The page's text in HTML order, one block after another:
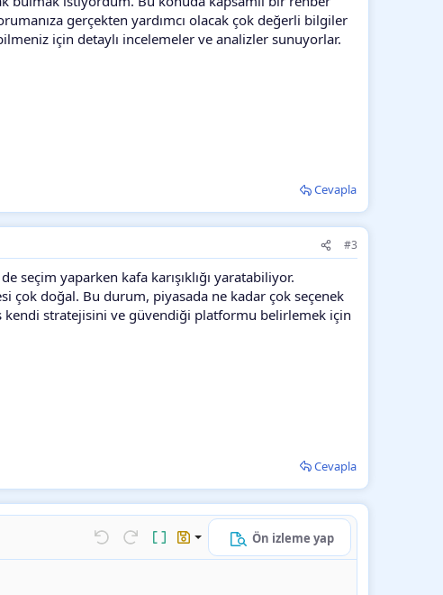
gerçekten yardımcı olacak çok değerli bilgiler
için detaylı incelemeler ve analizler sunuyorlar.
Cevapla
#3
yaparken kafa karışıklığı yaratabiliyor.
çok doğal. Bu durum, piyasada ne kadar çok seçenek
stratejisini ve güvendiği platformu belirlemek için
Cevapla
Geri alileri alBB kodunu değiştir
Taslaklar
Taslağı kaydet
Ön izleme yap